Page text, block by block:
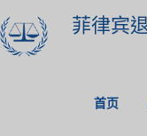
菲律宾
首页